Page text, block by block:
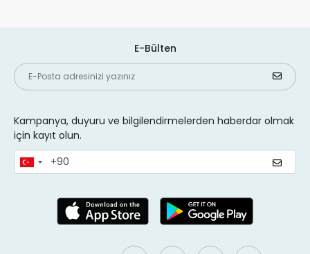
E-Bülten
Kampanya, duyuru ve bilgilendirmelerden haberdar olmak
için kayıt olun.